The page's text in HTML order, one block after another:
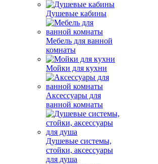
Душевые кабины
Мебель для ванной
комнаты
Мойки для кухни
Аксессуары для
ванной комнаты
Душевые системы,
стойки, аксессуары
для душа